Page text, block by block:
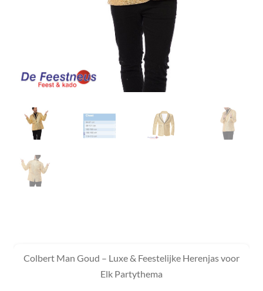
Colbert Man Goud – Luxe & Feestelijke Herenjas voor
Elk Partythema